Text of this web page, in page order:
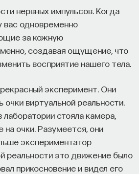
нервных импульсов. Когда
вас одновременно
за кожную
создавая ощущение, что
восприятие нашего тела.
эксперимент. Они
виртуальной реальности.
стояла камера,
на очки. Разумеется, они
экспериментатор
реальности это движение было
прикосновение и видел его